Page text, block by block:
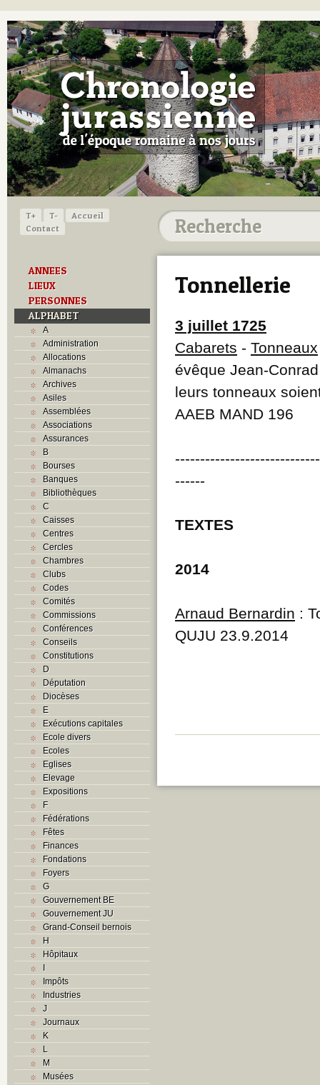
T+ T-
Accueil
Contact
ANNEES
LIEUX
PERSONNES
ALPHABET
A
Administration
Allocations
Almanachs
Archives
Asiles
Assemblées
Associations
Assurances
B
Bourses
Banques
Bibliothèques
C
Caisses
Centres
Cercles
Chambres
Clubs
Codes
Comités
Commissions
Conférences
Conseils
Constitutions
D
Députation
Diocèses
E
Exécutions capitales
Ecole divers
Ecoles
Eglises
Elevage
Expositions
F
Fédérations
Fêtes
Finances
Fondations
Foyers
G
Gouvernement BE
Gouvernement JU
Grand-Conseil bernois
H
Hôpitaux
I
Impôts
Industries
J
Journaux
K
L
M
Musées
Tonnellerie
3 juillet 1725
Cabarets - Tonneaux
évêque Jean-
leurs tonneaux
AAEB MAND 196
------
TEXTES
2014
Arnaud Bernardin :
QUJU 23.9.2014